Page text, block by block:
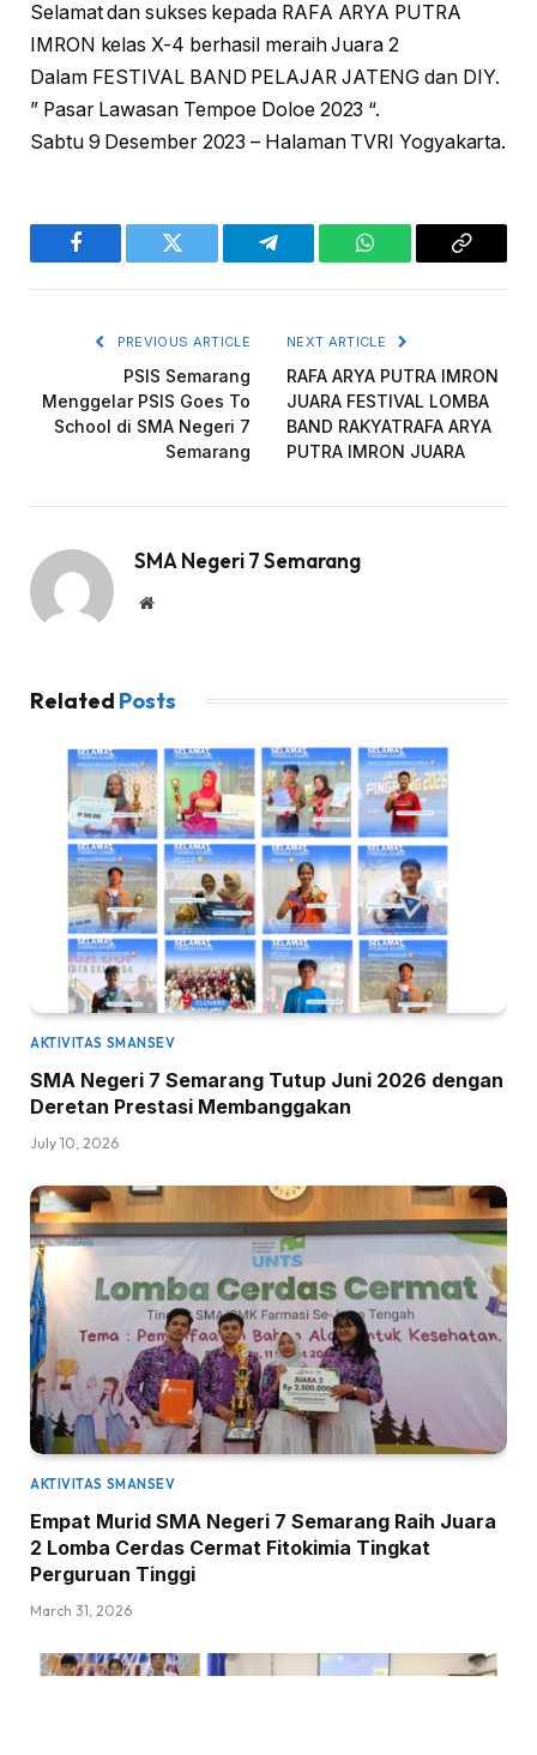
Selamat dan sukses kepada RAFA ARYA PUTRA
IMRON kelas X-4 berhasil meraih Juara 2
Dalam FESTIVAL BAND PELAJAR JATENG dan DIY.
” Pasar Lawasan Tempoe Doloe 2023 “.
Sabtu 9 Desember 2023 – Halaman TVRI Yogyakarta.
Facebook Twitter Telegram WhatsAppCopy
PREVIOUS ARTICLE
PSIS Semarang
Menggelar PSIS Goes To
School di SMA Negeri 7
Semarang
NEXT ARTICLE
RAFA ARYA PUTRA IMRON
JUARA FESTIVAL LOMBA
BAND RAKYATRAFA ARYA
PUTRA IMRON JUARA
SMA Negeri 7 Semarang
Website
Related Posts
AKTIVITAS SMANSEV
SMA Negeri 7 Semarang Tutup Juni 2026 dengan
Deretan Prestasi Membanggakan
July 10, 2026
AKTIVITAS SMANSEV
Empat Murid SMA Negeri 7 Semarang Raih Juara
2 Lomba Cerdas Cermat Fitokimia Tingkat
Perguruan Tinggi
March 31, 2026